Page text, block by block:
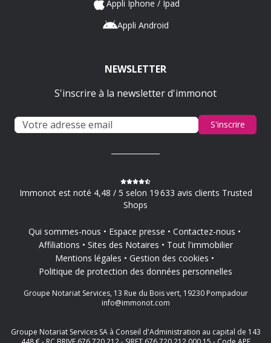
Appli Iphone / Ipad
Appli Android
NEWSLETTER
S'inscrire à la newsletter d'immonot
S'inscrire
Immonot est noté 4,48 / 5 selon 19 633 avis clients Trusted
Shops
Qui sommes-nous Espace presse
Contactez-nous
Affiliations
Sites des Notaires
Tout l'immobilier
Mentions légales
Gestion des cookies
Politique de protection des données personnelles
Groupe Notariat Services, 13 Rue du Bois vert, 19230 Pompadour
info@immonot.com
Groupe Notariat Services SA à Conseil d'Administration au capital de 143